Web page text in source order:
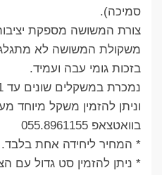
סמיכה).
צורת המשושה מספקת
משקולת המשושה לא
בזכות גומי עבה ועמיד.
בוואטצאפ 055.8961155
* המחיר ליחידה אחת בלבד.
* ניתן להזמין סט גדול עם